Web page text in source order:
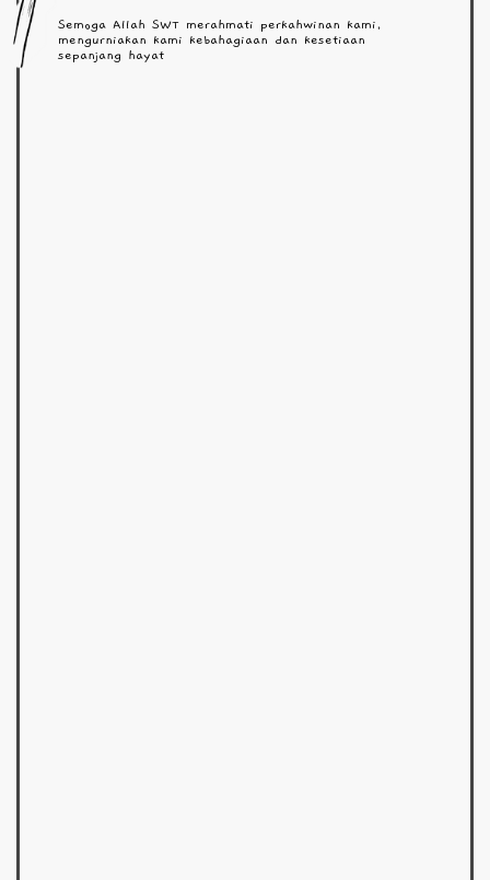
Semoga Allah SWT merahmati perkahwinan kami,
mengurniakan kami kebahagiaan dan kesetiaan
sepanjang hayat